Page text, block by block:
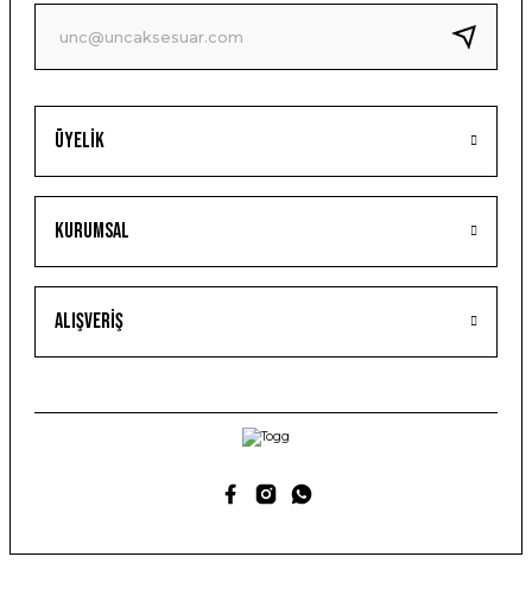
Üyelik
Kurumsal
Alışveriş